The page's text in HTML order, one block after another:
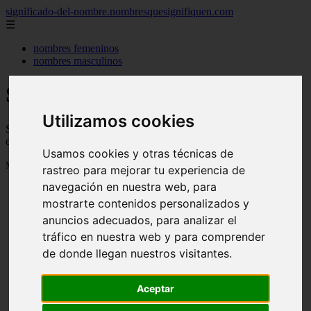
Utilizamos cookies
Usamos cookies y otras técnicas de
rastreo para mejorar tu experiencia de
navegación en nuestra web, para
mostrarte contenidos personalizados y
anuncios adecuados, para analizar el
tráfico en nuestra web y para comprender
de donde llegan nuestros visitantes.
Aceptar
significado-del-nombre.nombresquesignifiquen.com
☰
nombres femeninos
nombres masculinos
Significado de los nombres
Significado de los nombres, su personalidad, de donde vienen y
cuanta gente se llama así
Mostrando 1 - 24 de 3040 artículos